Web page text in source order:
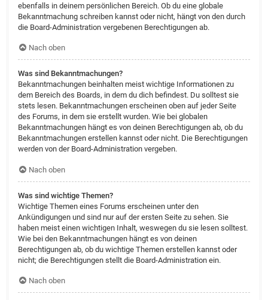
ebenfalls in deinem persönlichen Bereich. Ob du eine globale
Bekanntmachung schreiben kannst oder nicht, hängt von den durch
die Board-Administration vergebenen Berechtigungen ab.
Nach oben
Was sind Bekanntmachungen?
Bekanntmachungen beinhalten meist wichtige Informationen zu
dem Bereich des Boards, in dem du dich befindest. Du solltest sie
stets lesen. Bekanntmachungen erscheinen oben auf jeder Seite
des Forums, in dem sie erstellt wurden. Wie bei globalen
Bekanntmachungen hängt es von deinen Berechtigungen ab, ob du
Bekanntmachungen erstellen kannst oder nicht. Die Berechtigungen
werden von der Board-Administration vergeben.
Nach oben
Was sind wichtige Themen?
Wichtige Themen eines Forums erscheinen unter den
Ankündigungen und sind nur auf der ersten Seite zu sehen. Sie
haben meist einen wichtigen Inhalt, weswegen du sie lesen solltest.
Wie bei den Bekanntmachungen hängt es von deinen
Berechtigungen ab, ob du wichtige Themen erstellen kannst oder
nicht; die Berechtigungen stellt die Board-Administration ein.
Nach oben